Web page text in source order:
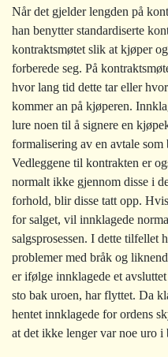
Når det gjelder lengden på
han benytter standardiserte
kontraktsmøtet slik at kjøper
forberede seg. På
hvor lang tid dette tar eller
kommer an på kjøperen.
lure noen til å signere en
formalisering av en avtale
Vedleggene til kontrakten er
normalt ikke gjennom disse i
forhold, blir disse tatt opp.
for salget, vil innklagede
salgsprosessen. I dette tilfellet
problemer med bråk og
er ifølge innklagede et
sto bak uroen, har flyttet. Da
hentet innklagede for ordens
at det ikke lenger var noe uro i